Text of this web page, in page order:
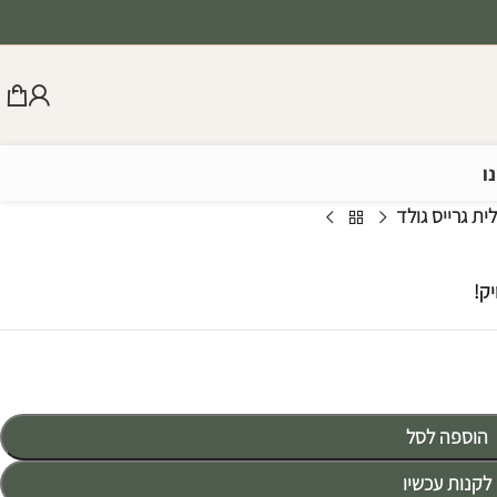
גרייס גולד
הוספה לסל
לקנות עכשיו